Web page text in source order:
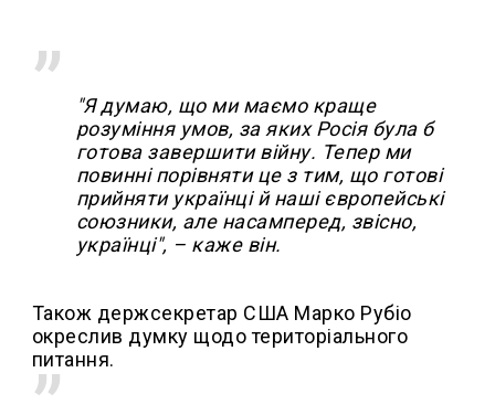
"Я думаю, що ми маємо краще
розуміння умов, за яких Росія була б
готова завершити війну. Тепер ми
повинні порівняти це з тим, що готові
прийняти українці й наші європейські
союзники, але насамперед, звісно,
українці", – каже він.
Також держсекретар США Марко Рубіо
окреслив думку щодо територіального
питання.